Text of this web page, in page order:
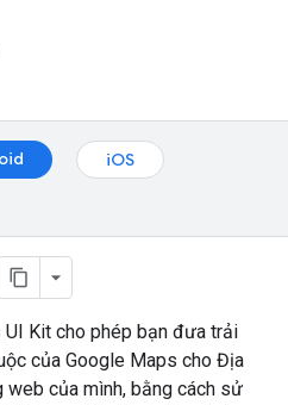
iOS
Kit cho phép bạn đưa trải
của Google Maps cho Địa
của mình, bằng cách sử